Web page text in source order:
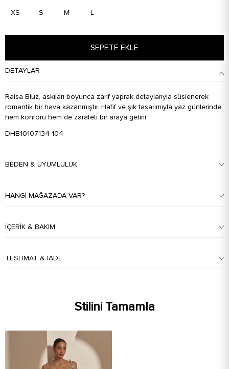
XS S M L
SEPETE EKLE
DETAYLAR
Raisa Bluz, askıları boyunca zarif yaprak detaylarıyla süslenerek
romantik bir hava kazanmıştır. Hafif ve şık tasarımıyla yaz günlerinde
hem konforu hem de zarafeti bir araya getirir.
DHB10107134-104
BEDEN & UYUMLULUK
HANGI MAĞAZADA VAR?
İÇERIK & BAKIM
TESLIMAT & İADE
Stilini Tamamla